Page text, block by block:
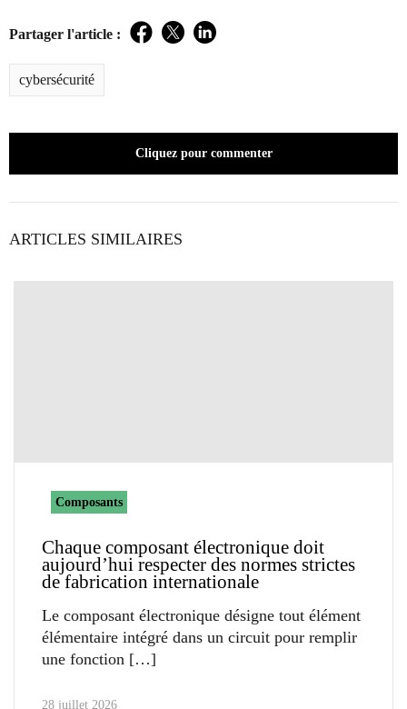
Partager l'article : Facebook
TwitterLinkedIn
cybersécurité
Cliquez pour commenter
ARTICLES SIMILAIRES
Composants
Chaque composant électronique doit
aujourd’hui respecter des normes strictes
de fabrication internationale
Le composant électronique désigne tout élément
élémentaire intégré dans un circuit pour remplir
une fonction
28 juillet 2026